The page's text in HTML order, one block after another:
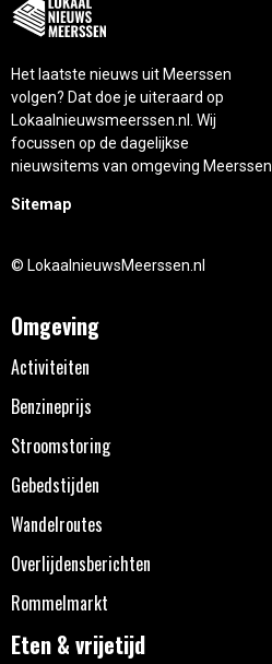
Het laatste nieuws uit Meerssen
volgen? Dat doe je uiteraard op
Lokaalnieuwsmeerssen.nl. Wij
focussen op de dagelijkse
nieuwsitems van omgeving Meerssen.
Sitemap
© LokaalnieuwsMeerssen.nl
Omgeving
Activiteiten
Benzineprijs
Stroomstoring
Gebedstijden
Wandelroutes
Overlijdensberichten
Rommelmarkt
Eten & vrijetijd